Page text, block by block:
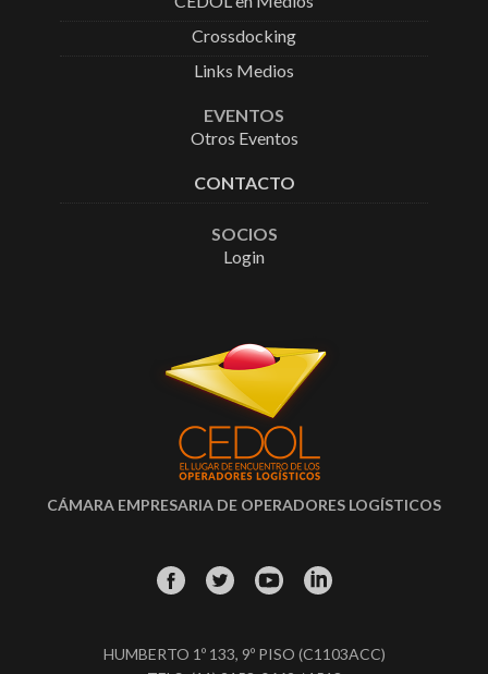
Crossdocking
Links Medios
EVENTOS
Otros Eventos
CONTACTO
SOCIOS
Login
CÁMARA EMPRESARIA DE OPERADORES LOGÍSTICOS
HUMBERTO 1º 133, 9º PISO (C1103ACC)